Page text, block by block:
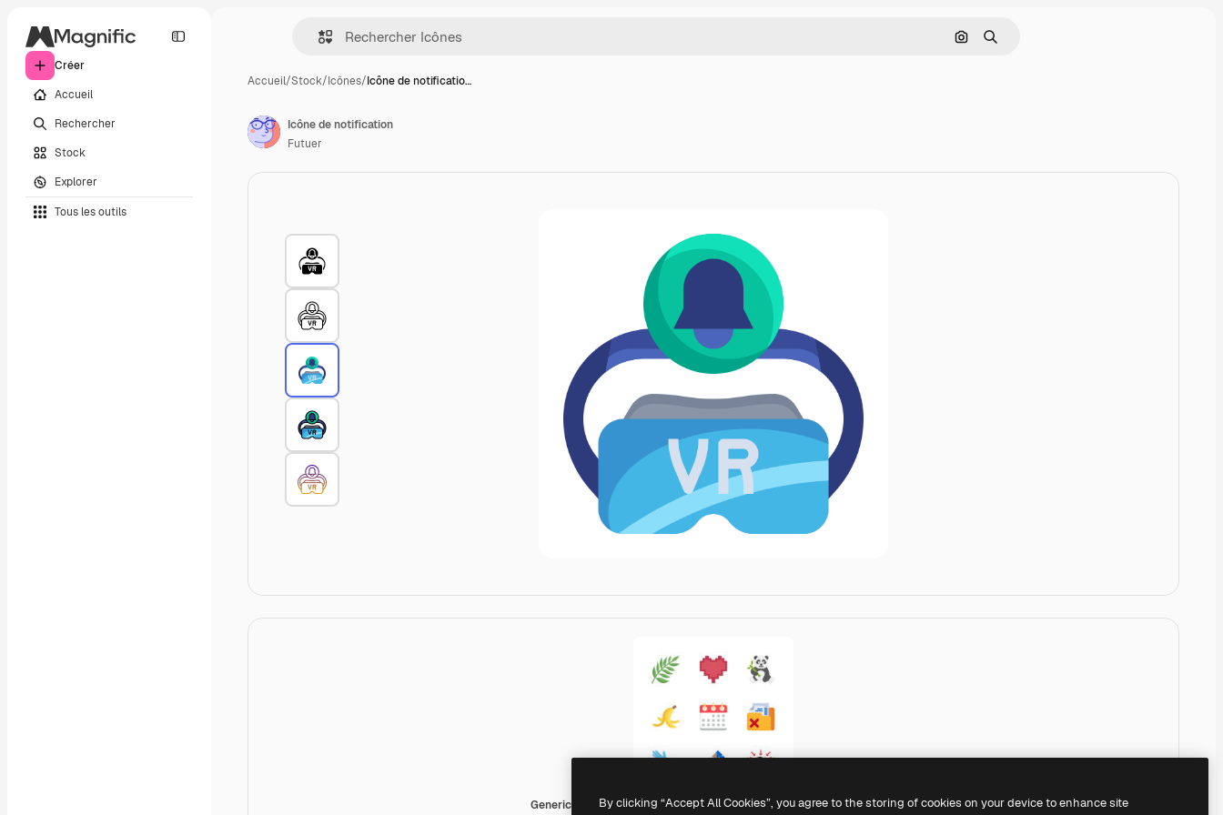
Créer
Accueil
Rechercher
Stock
Explorer
Tous les outils
Rechercher par image
Rechercher
Accueil/Stock/Icônes/Icône de notificatio…
Generic Flat
Icône de notification
Futuer
By clicking “Accept All Cookies”, you agree to the storing of cookies on your device to enhance site